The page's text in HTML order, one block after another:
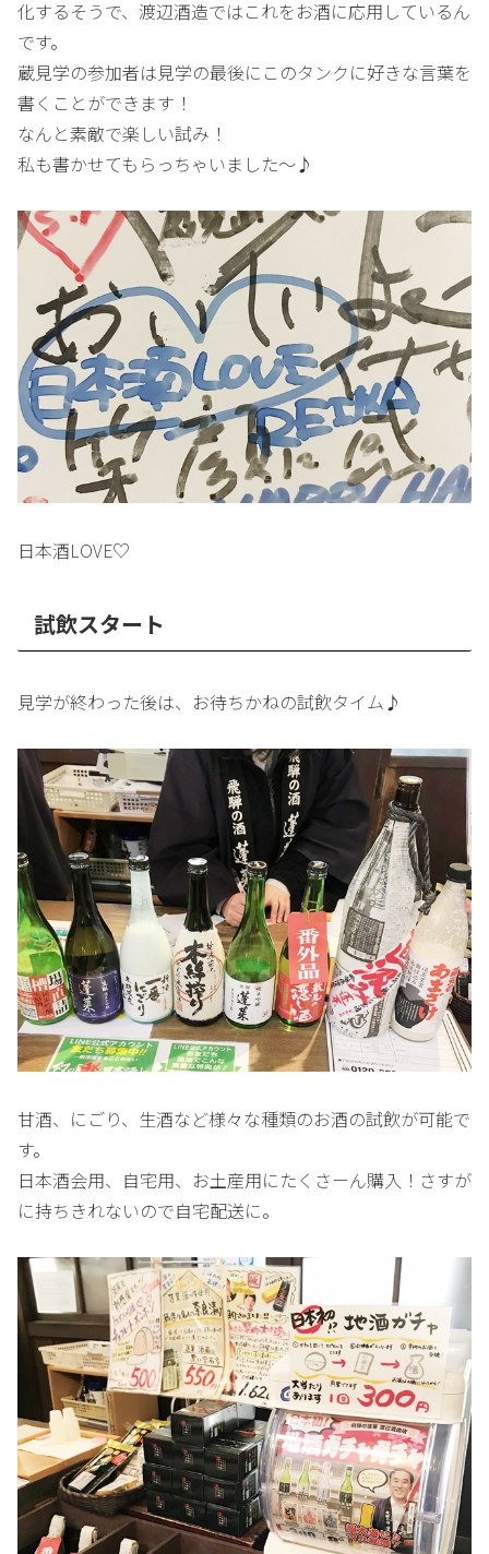
化するそうで、渡辺酒造ではこれをお酒に応用しているん
です。
蔵見学の参加者は見学の最後にこのタンクに好きな言葉を
書くことができます！
なんと素敵で楽しい試み！
私も書かせてもらっちゃいました～♪
日本酒LOVE♡
試飲スタート
見学が終わった後は、お待ちかねの試飲タイム♪
甘酒、にごり、生酒など様々な種類のお酒の試飲が可能で
す。
日本酒会用、自宅用、お土産用にたくさーん購入！さすが
に持ちきれないので自宅配送に。